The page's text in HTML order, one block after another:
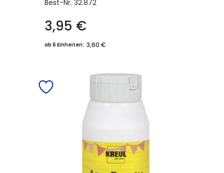
Best-Nr. 32.872
3,95 €
ab 6 Einheiten: 3,60 €